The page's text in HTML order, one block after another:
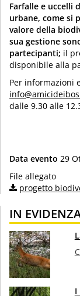
Farfalle e uccelli
urbane, come si
valore della
sua gestione
partecipanti; il
disponibile alla
Per informazioni
dalle 9.30 alle
Data evento 29
File allegato
progetto
IN
I